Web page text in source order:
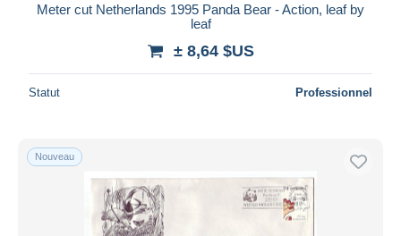
Meter cut Netherlands 1995 Panda Bear - Action, leaf by
leaf
± 8,64 $US
Statut Professionnel
Nouveau